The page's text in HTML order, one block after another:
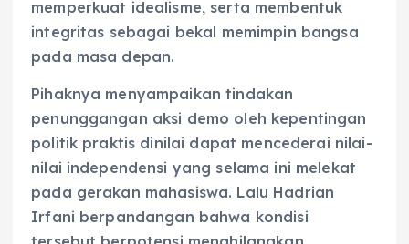
memperkuat idealisme, serta membentuk
integritas sebagai bekal memimpin bangsa
pada masa depan.
Pihaknya menyampaikan tindakan
penunggangan aksi demo oleh kepentingan
politik praktis dinilai dapat mencederai nilai-
nilai independensi yang selama ini melekat
pada gerakan mahasiswa. Lalu Hadrian
Irfani berpandangan bahwa kondisi